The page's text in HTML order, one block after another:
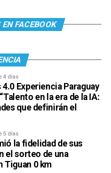
FACEBOOK
4 días
Experiencia Paraguay
“Talento en la era de la IA:
que definirán el
5 días
la fidelidad de sus
el sorteo de una
Tiguan 0 km